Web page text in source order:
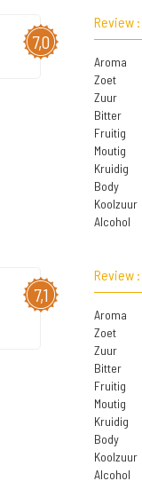
7,0
Review :
Aroma
Zoet
Zuur
Bitter
Fruitig
Moutig
Kruidig
Body
Koolzuur
Alcohol
7,1
Review :
Aroma
Zoet
Zuur
Bitter
Fruitig
Moutig
Kruidig
Body
Koolzuur
Alcohol